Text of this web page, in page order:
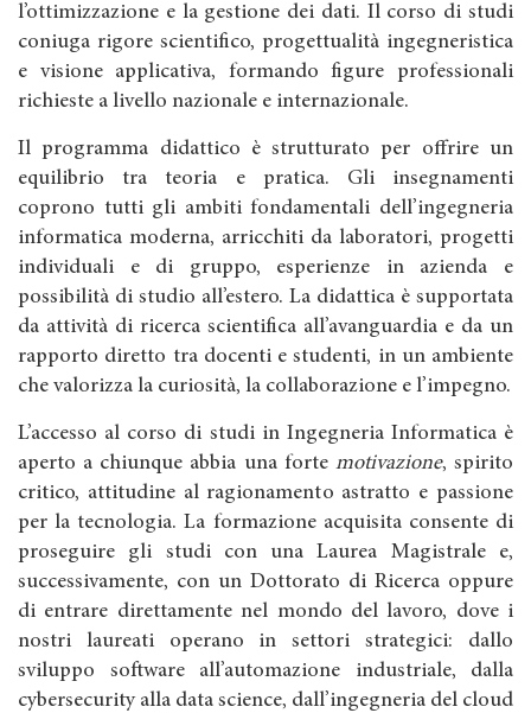
l’ottimizzazione e la gestione dei dati. Il corso di studi
coniuga rigore scientifico, progettualità ingegneristica
e visione applicativa, formando figure professionali
richieste a livello nazionale e internazionale.
Il programma didattico è strutturato per offrire un
equilibrio tra teoria e pratica. Gli insegnamenti
coprono tutti gli ambiti fondamentali dell’ingegneria
informatica moderna, arricchiti da laboratori, progetti
individuali e di gruppo, esperienze in azienda e
possibilità di studio all’estero. La didattica è supportata
da attività di ricerca scientifica all’avanguardia e da un
rapporto diretto tra docenti e studenti, in un ambiente
che valorizza la curiosità, la collaborazione e l’impegno.
L’accesso al corso di studi in Ingegneria Informatica è
aperto a chiunque abbia una forte motivazione, spirito
critico, attitudine al ragionamento astratto e passione
per la tecnologia. La formazione acquisita consente di
proseguire gli studi con una Laurea Magistrale e,
successivamente, con un Dottorato di Ricerca oppure
di entrare direttamente nel mondo del lavoro, dove i
nostri laureati operano in settori strategici: dallo
sviluppo software all’automazione industriale, dalla
cybersecurity alla data science, dall’ingegneria del cloud